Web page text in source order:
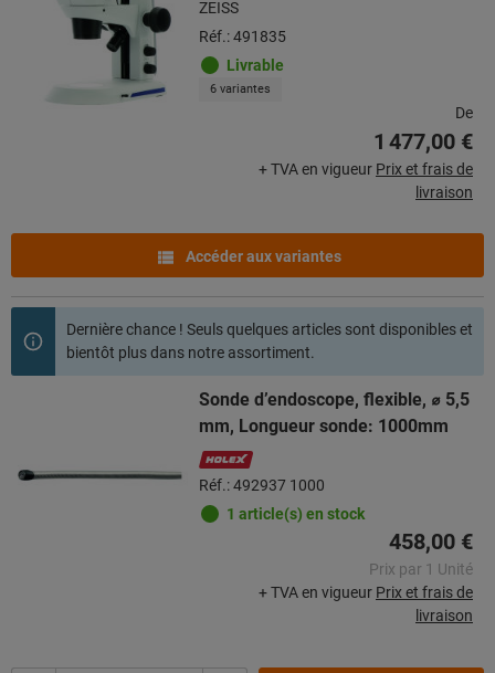
ZEISS
Réf.: 491835
Livrable
6 variantes
De
1 477,00 €
+ TVA en vigueur Prix et frais de
livraison
Accéder aux variantes
Dernière chance ! Seuls quelques articles sont disponibles et
bientôt plus dans notre assortiment.
Sonde d’endoscope, flexible, ⌀ 5,5
mm, Longueur sonde: 1000mm
Réf.: 492937 1000
1 article(s) en stock
458,00 €
Prix par 1 Unité
+ TVA en vigueur Prix et frais de
livraison